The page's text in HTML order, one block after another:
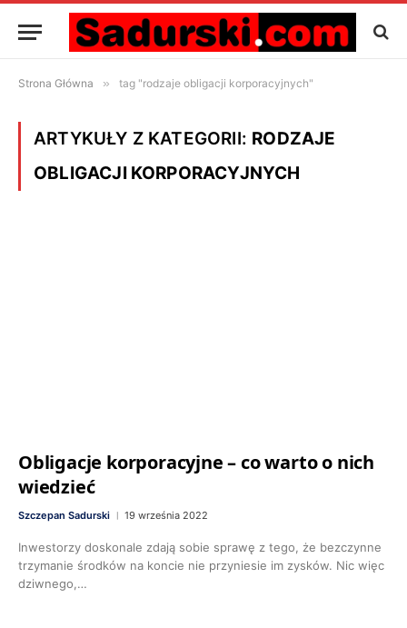
Strona Główna » tag "rodzaje obligacji korporacyjnych"
ARTYKUŁY Z KATEGORII: RODZAJE
OBLIGACJI KORPORACYJNYCH
Obligacje korporacyjne – co warto o nich
wiedzieć
Szczepan Sadurski 19 września 2022
Inwestorzy doskonale zdają sobie sprawę z tego, że bezczynne
trzymanie środków na koncie nie przyniesie im zysków. Nic więc
dziwnego,…